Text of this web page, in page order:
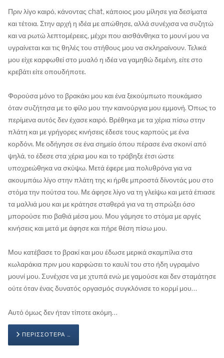
Πριν λίγο καιρό, κάνοντας chat, κάποιος μου μίλησε για δεσίματα
και τέτοια. Στην αρχή η ιδέα με απώθησε, αλλά συνέχισα να συζητώ
και να ρωτώ λεπτομέρειες, μέχρι που αισθάνθηκα το μουνί μου να
υγραίνεται και τις θηλές του στήθους μου να σκληραίνουν. Τελικά
μου είχε καρφωθεί στο μυαλό η ιδέα να γαμηθώ δεμένη, είτε στο
κρεβάτι είτε οπουδήποτε.
Φορούσα μόνο το βρακάκι μου και ένα ξεκούμπωτο πουκάμισο
όταν συζήτησα με το φίλο μου την καινούργια μου εμμονή. Όπως το
περίμενα αυτός δεν έχασε καιρό. Βρέθηκα με τα χέρια πίσω στην
πλάτη και με γρήγορες κινήσεις έδεσε τους καρπούς με ένα
κορδόνι. Με οδήγησε σε ένα σημείο όπου πέρασε ένα σκοινί από
ψηλά, το έδεσε στα χέρια μου και το τράβηξε έτσι ώστε
υποχρεώθηκα να σκύψω. Μετά έφερε μια πολυθρόνα για να
ακουμπάω λίγο στην πλάτη της κι ήρθε μπροστά δίνοντάς μου στο
στόμα την πούτσα του. Με άφησε λίγο να τη γλείψω και μετά έπιασε
τα μαλλιά μου και με κράτησε σταθερά για να τη σπρώξει όσο
μπορούσε πιο βαθιά μέσα μου. Μου γάμησε το στόμα με αργές
κινήσεις και μετά με άφησε και πήρε θέση πίσω μου.
Μου κατέβασε το βρακί και μου έδωσε μερικά σκαμπίλια στα
κωλαράκια πριν μου καρφώσει το καυλί του στο ήδη υγραμένο
μουνί μου. Συνέχισε να με χτυπά ενώ με γαμούσε και δεν σταμάτησε
ούτε όταν ένας δυνατός οργασμός συγκλόνισε το κορμί μου…
Αυτό όμως δεν ήταν τίποτε ακόμη…
ΠΕΡΙΣΣΌΤΕΡΑ …